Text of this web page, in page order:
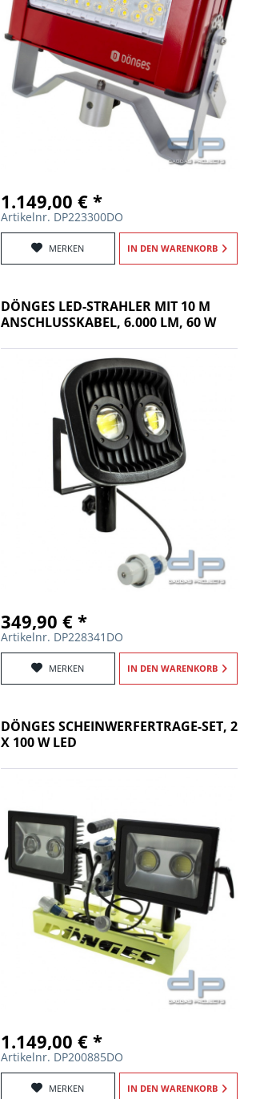
1.149,00 € *
Artikelnr. DP223300DO
MERKEN IN DEN WARENKORB
DÖNGES LED-STRAHLER MIT 10 M
ANSCHLUSSKABEL, 6.000 LM, 60 W
349,90 € *
Artikelnr. DP228341DO
MERKEN IN DEN WARENKORB
DÖNGES SCHEINWERFERTRAGE-SET, 2
X 100 W LED
1.149,00 € *
Artikelnr. DP200885DO
MERKEN IN DEN WARENKORB